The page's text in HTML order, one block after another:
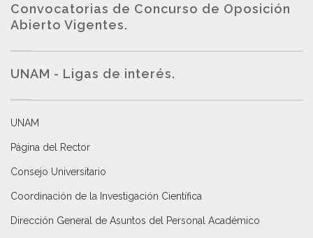
Convocatorias de Concurso de Oposición
Abierto Vigentes.
UNAM - Ligas de interés.
UNAM
Página del Rector
Consejo Universitario
Coordinación de la Investigación Científica
Dirección General de Asuntos del Personal Académico